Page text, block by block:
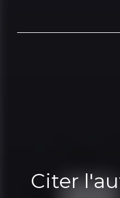
Citer